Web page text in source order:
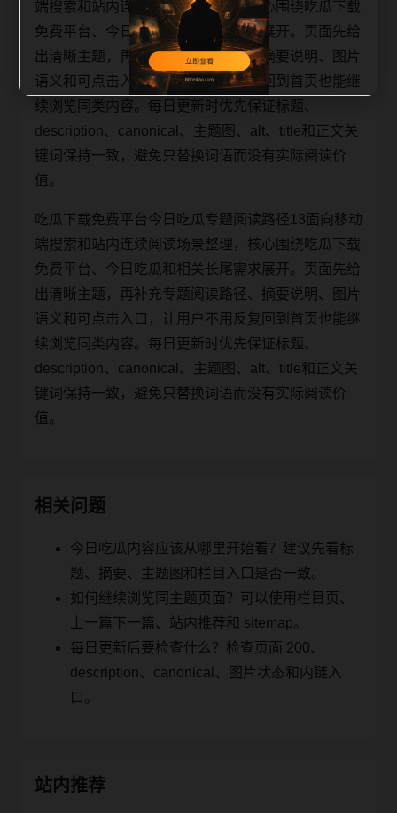
端搜索和站内连续阅读场景整理，核心围绕吃瓜下载
免费平台、今日吃瓜和相关长尾需求展开。页面先给
出清晰主题，再补充专题阅读路径、摘要说明、图片
语义和可点击入口，让用户不用反复回到首页也能继
续浏览同类内容。每日更新时优先保证标题、
description、canonical、主题图、alt、title和正文关
键词保持一致，避免只替换词语而没有实际阅读价
值。
吃瓜下载免费平台今日吃瓜专题阅读路径13面向移动
端搜索和站内连续阅读场景整理，核心围绕吃瓜下载
免费平台、今日吃瓜和相关长尾需求展开。页面先给
出清晰主题，再补充专题阅读路径、摘要说明、图片
语义和可点击入口，让用户不用反复回到首页也能继
续浏览同类内容。每日更新时优先保证标题、
description、canonical、主题图、alt、title和正文关
键词保持一致，避免只替换词语而没有实际阅读价
值。
相关问题
今日吃瓜内容应该从哪里开始看？建议先看标
题、摘要、主题图和栏目入口是否一致。
如何继续浏览同主题页面？可以使用栏目页、
上一篇下一篇、站内推荐和 sitemap。
每日更新后要检查什么？检查页面 200、
description、canonical、图片状态和内链入
口。
站内推荐